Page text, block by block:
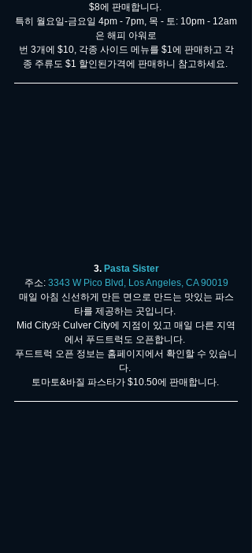
$8에 판매합니다.
특히 월요일-금요일 4pm - 7pm, 목 - 토: 10pm - 12am
은 해피 아워로
번 3개에 $10, 각종 사이드 메뉴를 $1에 판매하고 각
종 주류도 $1 할인된가격에 판매하니 참고하세요.
3. Pasta Sister
주소: 3343 W Pico Blvd, Los Angeles, CA 90019
매일 아침 신선하게 만든 면으로 만드는 맛있는 파스
타를 제공하는 곳입니다.
Mid City와 Culver City에 지점이 있고 매일 다른 지역
에서 푸드트럭도 오픈합니다.
푸드트럭 오픈 정보는 홈페이지에서 확인할 수 있습니
다.
토마토&바질 파스타가 $10.50에 판매합니다.